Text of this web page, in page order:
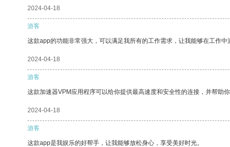
2024-04-18
游客
这款app的功能非常强大，可以满足我所有的工作需求，让我能够在工作中
2024-04-18
游客
这款加速器VPM应用程序可以给你提供最高速度和安全性的连接，并帮助你
2024-04-18
游客
这款app是我娱乐的好帮手，让我能够放松身心，享受美好时光。